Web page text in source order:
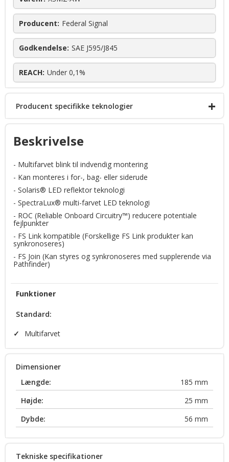
Producent: Federal Signal
Godkendelse: SAE J595/J845
REACH: Under 0,1%
Producent specifikke teknologier +
ROC (Reliable Onboard Circuitry™)
Solaris® LED reflector technology
SpectraLux® LED technology
Beskrivelse
- Multifarvet blink til indvendig montering
- Kan monteres i for-, bag- eller siderude
- Solaris® LED reflektor teknologi
- SpectraLux® multi-farvet LED teknologi
- ROC (Reliable Onboard Circuitry™) reducere potentiale
fejlpunkter
- FS Link kompatible (Forskellige FS Link produkter kan
synkronoseres)
- FS Join (Kan styres og synkronoseres med supplerende via
Pathfinder)
Funktioner
Standard:
✓
Multifarvet
Dimensioner
Længde:
185 mm
Højde:
25 mm
Dybde:
56 mm
Tekniske specifikationer